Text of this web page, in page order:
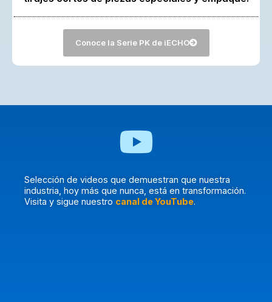
Conoce la Serie PK de iECHO
Selección de videos que demuestran que nuestra
industria, hoy más que nunca, está en transformación.
Visita y sigue nuestro canal de YouTube.